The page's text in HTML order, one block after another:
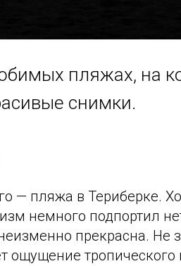
пляжах, на
снимки.
— пляжа в Териберке.
немного подпортил
прекрасна. Не
ощущение тропического